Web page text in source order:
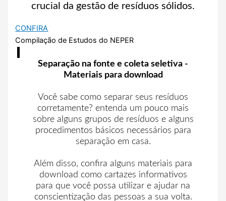
crucial da gestão de resíduos sólidos.
CONFIRA
Compilação de Estudos do NEPER
Separação na fonte e coleta seletiva -
Materiais para download
Você sabe como separar seus resíduos
corretamente? entenda um pouco mais
sobre alguns grupos de resíduos e alguns
procedimentos básicos necessários para
separação em casa.
Além disso, confira alguns materiais para
download como cartazes informativos
para que você possa utilizar e ajudar na
conscientização das pessoas a sua volta.